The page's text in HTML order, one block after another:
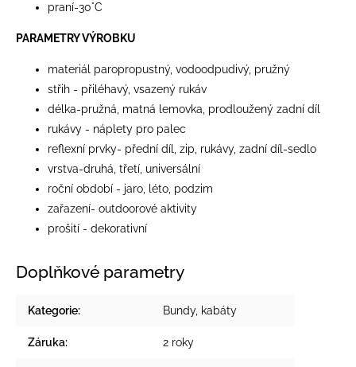
praní-30°C
PARAMETRY VÝROBKU
materiál paropropustný, vodoodpudivý, pružný
střih - přiléhavý, vsazený rukáv
délka-pružná, matná lemovka, prodloužený zadní díl
rukávy - náplety pro palec
reflexní prvky- přední díl, zip, rukávy, zadní díl-sedlo
vrstva-druhá, třetí, universální
roční období - jaro, léto, podzim
zařazení- outdoorové aktivity
prošití - dekorativní
Doplňkové parametry
Kategorie: Bundy, kabáty
Záruka: 2 roky